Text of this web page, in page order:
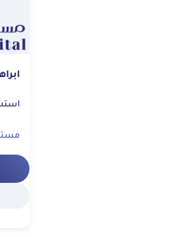
استشاري |